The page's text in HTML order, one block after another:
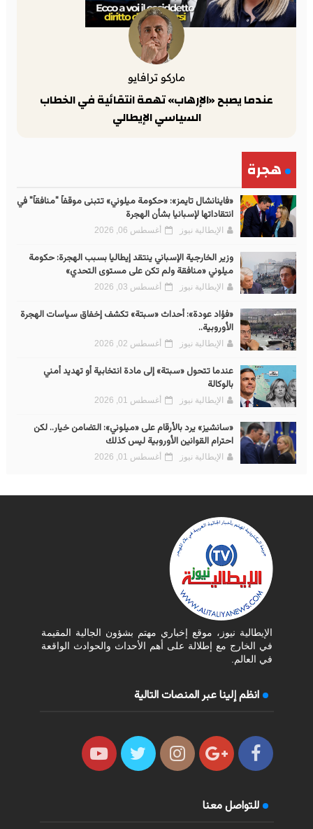
ماركو ترافايو
عندما يصبح «الإرهاب» تهمة انتقائية في الخطاب
السياسي الإيطالي
هجرة
«فاينانشال تايمز»: «حكومة ميلوني» تتبنى موقفاً "منافقاً" في
انتقاداتها لإسبانيا بشأن الهجرة
الإيطالية نيوز أغسطس 06, 2026
وزير الخارجية الإسباني ينتقد إيطاليا بسبب الهجرة: حكومة
ميلوني «منافقة ولم تكن على مستوى التحدي»
الإيطالية نيوز أغسطس 03, 2026
«فؤاد عودة»: أحداث «سبتة» تكشف إخفاق سياسات الهجرة
الأوروبية..
الإيطالية نيوز أغسطس 02, 2026
عندما تتحول «سبتة» إلى مادة انتخابية أو تهديد أمني
بالوكالة
الإيطالية نيوز أغسطس 01, 2026
«سانشيز» يرد بالأرقام على «ميلوني»: التضامن خيار.. لكن
احترام القوانين الأوروبية ليس كذلك
الإيطالية نيوز أغسطس 01, 2026
الإيطالية نيوز، موقع إخباري مهتم بشؤون الجالية المقيمة
في الخارج مع إطلالة على أهم الأحداث والحوادث الواقعة
في العالم.
انظم إلينا عبر المنصات التالية
للتواصل معنا